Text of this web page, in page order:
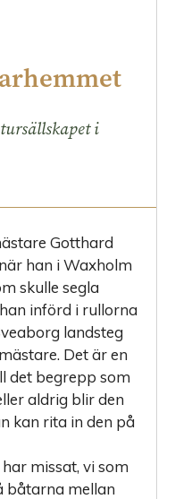
i
Gotthard
han i Waxholm
skulle segla
införd i rullorna
landsteg
Det är en
det begrepp som
aldrig blir den
kan rita in den på
missat, vi som
båtarna mellan